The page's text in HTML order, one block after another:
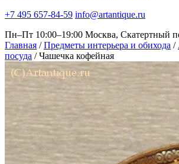
+7 495 657-84-59 info@artantique.ru
Пн–Пт 10:00–19:00 Москва, Скатертный
Главная / Предметы интерьера и обихода /
посуда / Чашечка кофейная